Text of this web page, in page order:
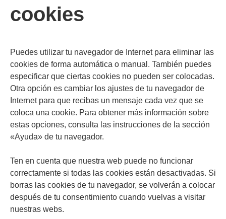
cookies
Puedes utilizar tu navegador de Internet para eliminar las
cookies de forma automática o manual. También puedes
especificar que ciertas cookies no pueden ser colocadas.
Otra opción es cambiar los ajustes de tu navegador de
Internet para que recibas un mensaje cada vez que se
coloca una cookie. Para obtener más información sobre
estas opciones, consulta las instrucciones de la sección
«Ayuda» de tu navegador.
Ten en cuenta que nuestra web puede no funcionar
correctamente si todas las cookies están desactivadas. Si
borras las cookies de tu navegador, se volverán a colocar
después de tu consentimiento cuando vuelvas a visitar
nuestras webs.